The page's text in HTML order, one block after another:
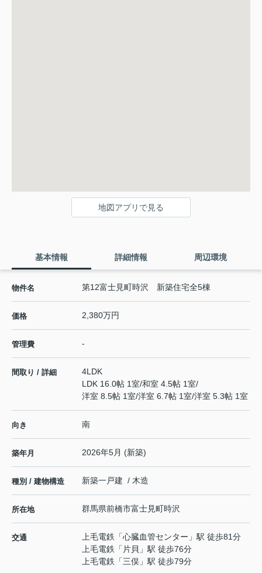
地図アプリで見る
基本情報 詳細情報 周辺環境
物件名 第12富士見町時沢 新築住宅全5棟
価格 2,380万円
管理費 -
間取り / 詳細
4LDK
LDK 16.0帖 1室/和室 4.5帖 1室/
洋室 8.5帖 1室/洋室 6.7帖 1室/洋室 5.3帖 1室
向き 南
築年月 2026年5月 (新築)
種別 / 建物構造 新築一戸建 / 木造
所在地 群馬県前橋市富士見町時沢
交通 上毛電鉄 「心臓血管センター 」駅 徒歩81分
上毛電鉄 「 片貝 」駅 徒歩76分
上毛電鉄 「三俣 」駅 徒歩79分